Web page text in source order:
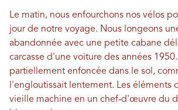
Le matin, nous enfourchons nos vélos
jour de notre voyage. Nous longeons
abandonnée avec une petite cabane
carcasse d'une voiture des années
partiellement enfoncée dans le sol,
l'engloutissait lentement. Les éléments
vieille machine en un chef-d'œuvre du